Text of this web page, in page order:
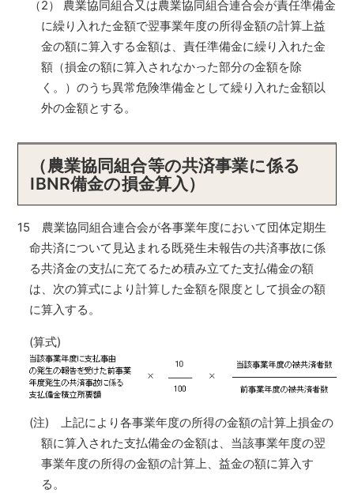
（2） 農業協同組合又は農業協同組合連合会が責任準備金
に繰り入れた金額で翌事業年度の所得金額の計算上益
金の額に算入する金額は、責任準備金に繰り入れた金
額（損金の額に算入されなかった部分の金額を除
く。）のうち異常危険準備金として繰り入れた金額以
外の金額とする。
（農業協同組合等の共済事業に係る
IBNR備金の損金算入）
15 農業協同組合連合会が各事業年度において団体定期生
命共済について見込まれる既発生未報告の共済事故に係
る共済金の支払に充てるため積み立てた支払備金の額
は、次の算式により計算した金額を限度として損金の額
に算入する。
(算式)
(注) 上記により各事業年度の所得の金額の計算上損金の
額に算入された支払備金の金額は、当該事業年度の翌
事業年度の所得の金額の計算上、益金の額に算入す
る。